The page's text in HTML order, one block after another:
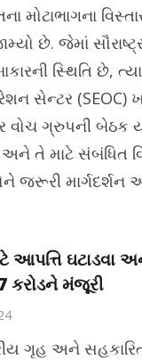
મોટાભાગના
છે. જેમાં
સ્થિતિ છે,
સેન્ટર (SEOC)
વોચ ગ્રુપની બેઠક
અને તે માટે સંબંધિત
જરૂરી
આપત્તિ ઘટાડવા
કરોડને મંજૂરી
ગૃહ અને